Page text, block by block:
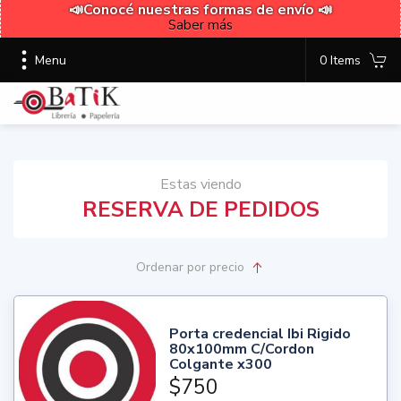
📣Conocé nuestras formas de envío 📣
Saber más
Menu 0 Items
Estas viendo
RESERVA DE PEDIDOS
Ordenarpor precio
Porta credencial Ibi Rigido
80x100mm C/Cordon
Colgante x300
$750